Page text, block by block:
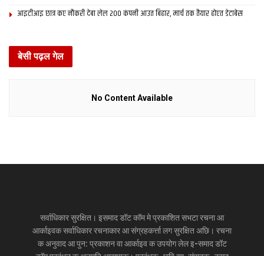
आइटीआइ छात्र कए नौकरी देबा लेल 200 कंपनी आउत बिहार, मार्च तक तैयार होएत डेटाबेस
बेसी पढ़ल गेल
No Content Available
सर्वाधिकार सुरक्षित। इसमाद डॉट कॉम मे प्रकाशित सभटा रचना आ
आर्काइवक सर्वाधिकार रचनाकार आ संग्रहकर्त्ता लग सुरक्षित अछि। रचना
क अनुवाद आ पुन: प्रकाशन वा आर्काइव क उपयोग लेल इ-समाद डॉट